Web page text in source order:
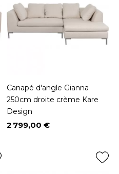
Canapé d'angle Gianna
250cm droite crème Kare
Design
Prix
2 799,00 €